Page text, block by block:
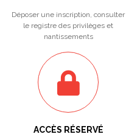
Déposer une inscription, consulter
le registre des privilèges et
nantissements
ACCÈS RÉSERVÉ